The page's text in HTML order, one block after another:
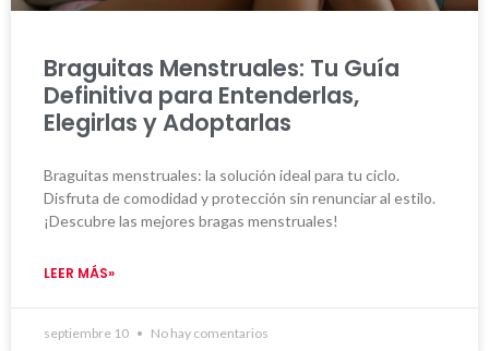
Braguitas Menstruales: Tu Guía
Definitiva para Entenderlas,
Elegirlas y Adoptarlas
Braguitas menstruales: la solución ideal para tu ciclo.
Disfruta de comodidad y protección sin renunciar al estilo.
¡Descubre las mejores bragas menstruales!
LEER MÁS»
septiembre 10 No hay comentarios